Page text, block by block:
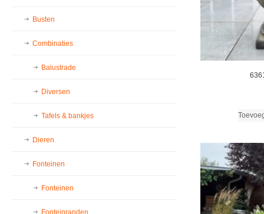
Busten
Combinaties
Balustrade
Diversen
Tafels & bankjes
Dieren
Fonteinen
Fonteinen
Fonteinranden